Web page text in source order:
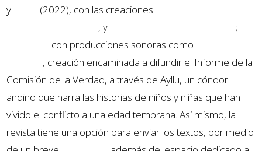
y
(2022), con las creaciones:
, y Remembranzas de un abuelo;
con producciones sonoras como
, creación encaminada a difundir el Informe de la
Comisión de la Verdad, a través de Ayllu, un cóndor
andino que narra las historias de niños y niñas que han
vivido el conflicto a una edad temprana. Así mismo, la
revista tiene una opción para enviar los textos, por medio